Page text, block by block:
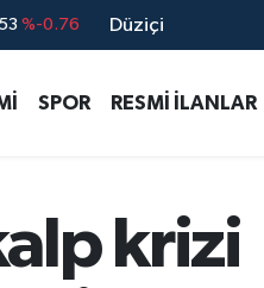
%0.17 Düziçi
SPOR RESMİ İLANLAR
krizi